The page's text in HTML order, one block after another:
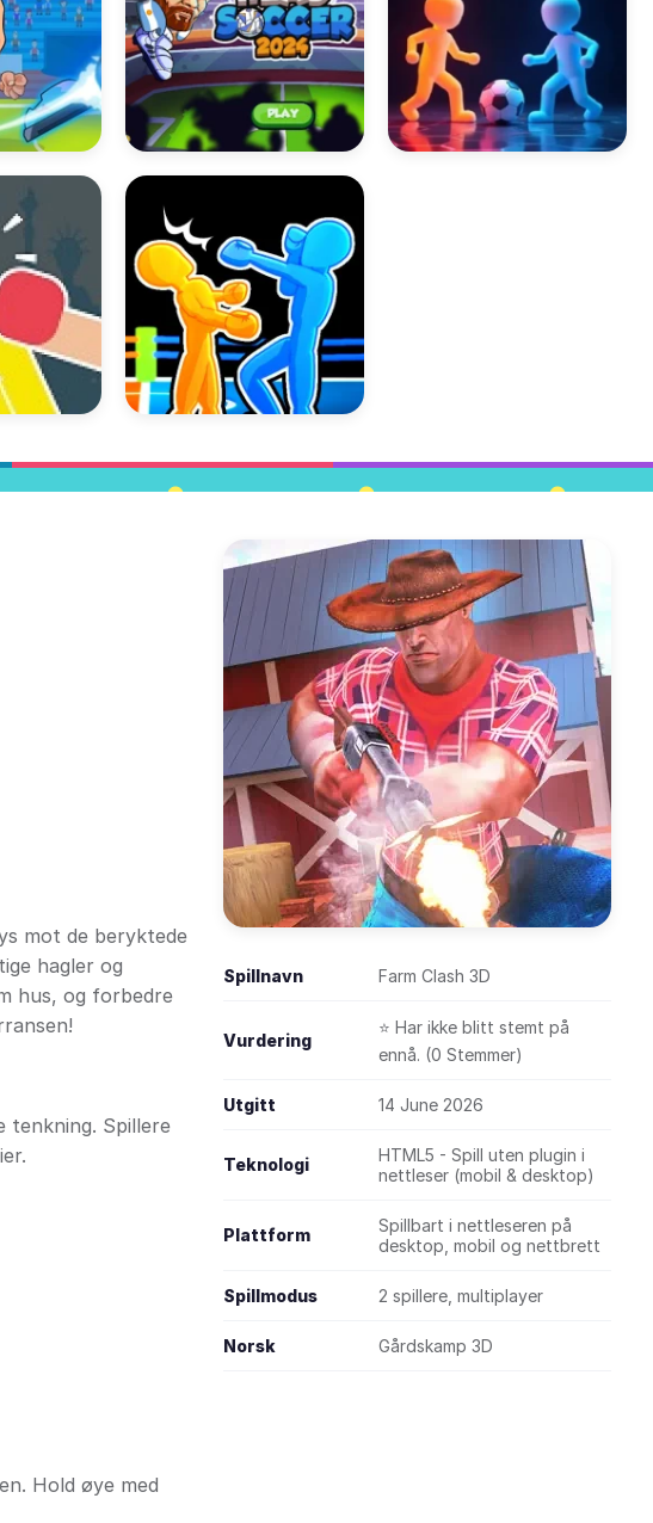
mot de beryktede
hagler og
hus, og forbedre
tenkning. Spillere
Hold øye med
Spillnavn Farm Clash 3D
Vurdering
⭐ Har ikke blitt stemt på
ennå. (0 Stemmer)
Utgitt 14 June 2026
Teknologi
HTML5 - Spill uten plugin i
nettleser (mobil & desktop)
Plattform
Spillbart i nettleseren på
desktop, mobil og nettbrett
Spillmodus 2 spillere, multiplayer
Norsk Gårdskamp 3D